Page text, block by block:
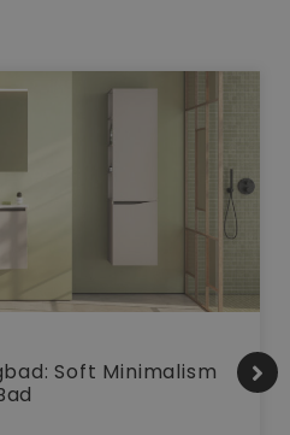
Soft Minimalism